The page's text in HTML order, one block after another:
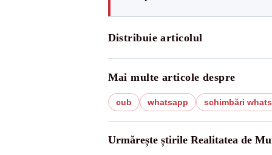
Distribuie articolul
Mai multe articole despre
cub whatsapp schimbări
Urmărește știrile Realitatea de